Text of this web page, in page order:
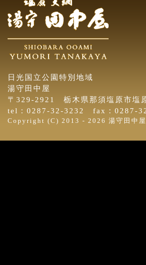
日光国立公園特別地域
湯守田中屋
〒329-2921 栃木県那須塩原市塩
tel：0287-32-3232 fax：0287-
Copyright (C) 2013 - 2026 湯守田中